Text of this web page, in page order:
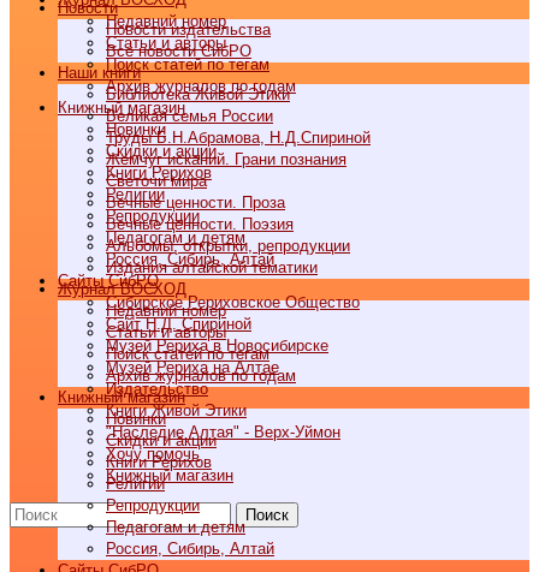
Недавний номер
Статьи и авторы
Поиск статей по тегам
Архив журналов по годам
Книжный магазин
Новинки
Скидки и акции
Книги Рерихов
Религии
Репродукции
Педагогам и детям
Россия, Сибирь, Алтай
Cайты СибРО
Сибирское Рериховское Общество
Сайт Н.Д. Спириной
Музей Рериха в Новосибирске
Музей Рериха на Алтае
Издательство
Книги Живой Этики
"Наследие Алтая" - Верх-Уймон
Хочу помочь
Книжный магазин
Поиск
Новости
Новости издательства
Все новости СибРО
Наши книги
Библиотека Живой Этики
Великая семья России
Труды Б.Н.Абрамова, Н.Д.Спириной
Жемчуг исканий. Грани познания
Светочи мира
Вечные ценности. Проза
Вечные ценности. Поэзия
Альбомы, открытки, репродукции
Издания алтайской тематики
Журнал ВОСХОД
Недавний номер
Статьи и авторы
Поиск статей по тегам
Архив журналов по годам
Книжный магазин
Новинки
Скидки и акции
Книги Рерихов
Религии
Репродукции
Педагогам и детям
Россия, Сибирь, Алтай